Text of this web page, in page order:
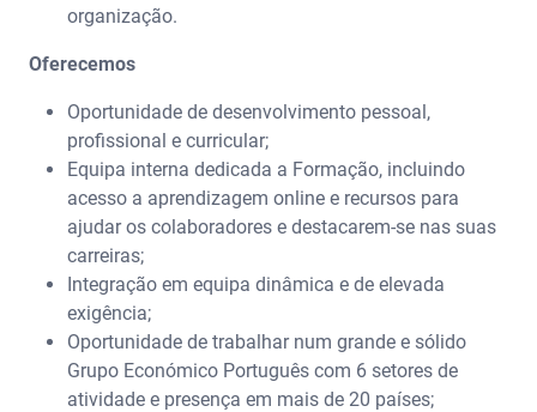
organização.
Oferecemos
Oportunidade de desenvolvimento pessoal,
profissional e curricular;
Equipa interna dedicada a Formação, incluindo
acesso a aprendizagem online e recursos para
ajudar os colaboradores e destacarem-se nas suas
carreiras;
Integração em equipa dinâmica e de elevada
exigência;
Oportunidade de trabalhar num grande e sólido
Grupo Económico Português com 6 setores de
atividade e presença em mais de 20 países;